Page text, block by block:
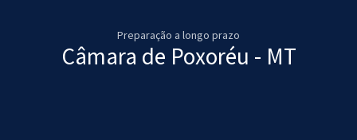
Cursos 20% OFF
Preparação a longo prazo
Câmara de Poxoréu - MT